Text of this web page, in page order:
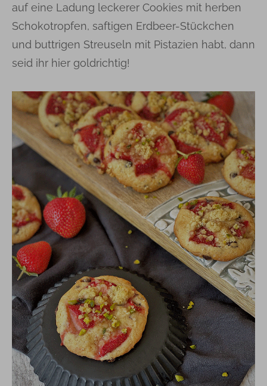
auf eine Ladung leckerer Cookies mit herben
Schokotropfen, saftigen Erdbeer-Stückchen
und buttrigen Streuseln mit Pistazien habt, dann
seid ihr hier goldrichtig!